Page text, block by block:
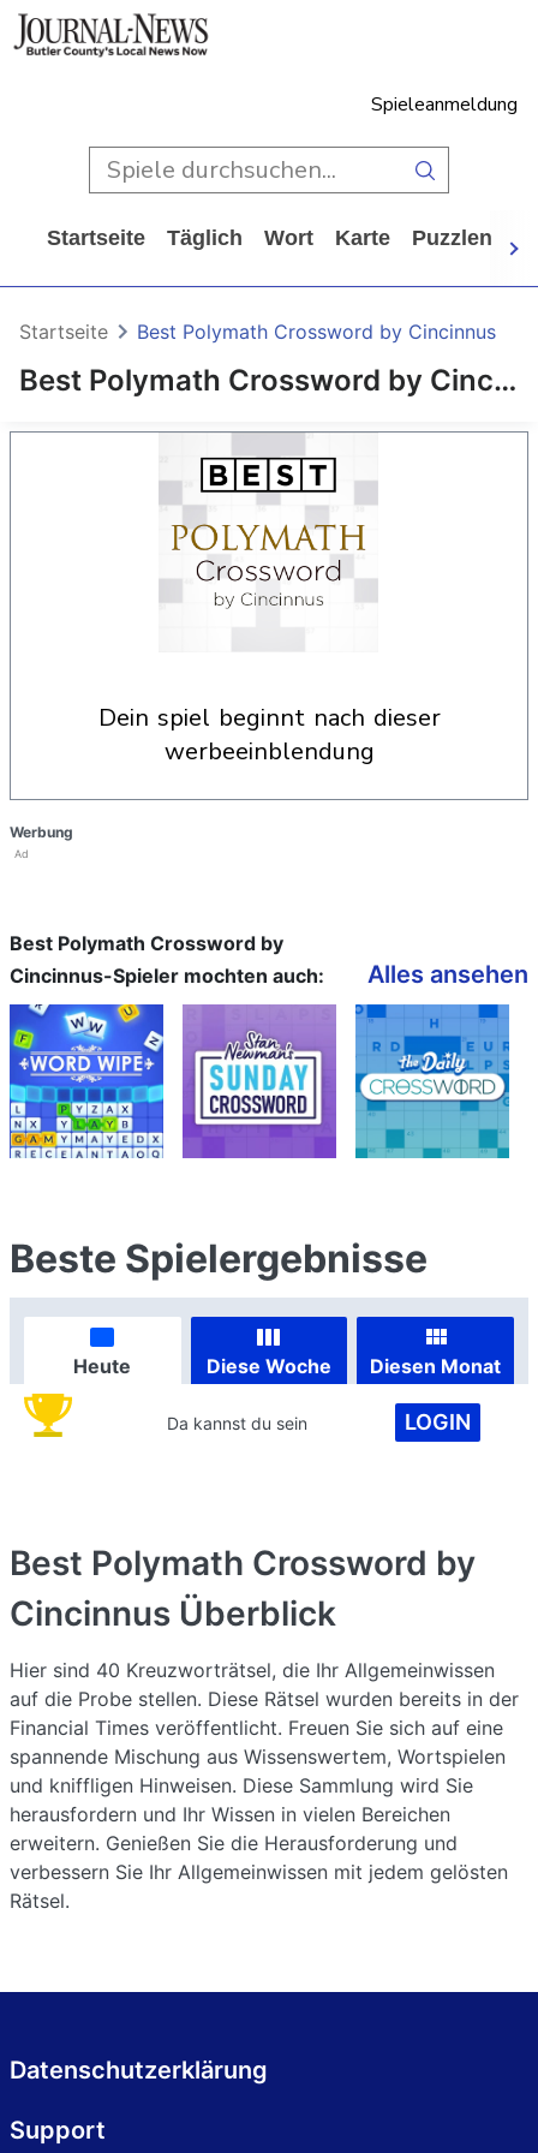
Spieleanmeldung
Startseite Täglich Wort Karte Puzzlen
Best Polymath Crossword by Cincinnus
Startseite Best Polymath Crossword by Cincinnus
dein spiel beginnt nach dieser
werbeeinblendung
Werbung
Ad
Best Polymath Crossword by
Cincinnus-Spieler mochten auch:
Alles ansehen
Beste Spielergebnisse
Heute Diese Woche Diesen Monat
Da kannst du sein LOGIN
Best Polymath Crossword by
Cincinnus Überblick
Hier sind 40 Kreuzworträtsel, die Ihr Allgemeinwissen
auf die Probe stellen. Diese Rätsel wurden bereits in der
Financial Times veröffentlicht. Freuen Sie sich auf eine
spannende Mischung aus Wissenswertem, Wortspielen
und kniffligen Hinweisen. Diese Sammlung wird Sie
herausfordern und Ihr Wissen in vielen Bereichen
erweitern. Genießen Sie die Herausforderung und
verbessern Sie Ihr Allgemeinwissen mit jedem gelösten
Rätsel.
Datenschutzerklärung
Support